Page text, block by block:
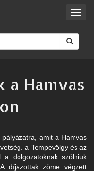
a Hamvas
amit a Hamvas
a Tempevölgy és az
dolgozatoknak szólniuk
díjazottak zöme végzett